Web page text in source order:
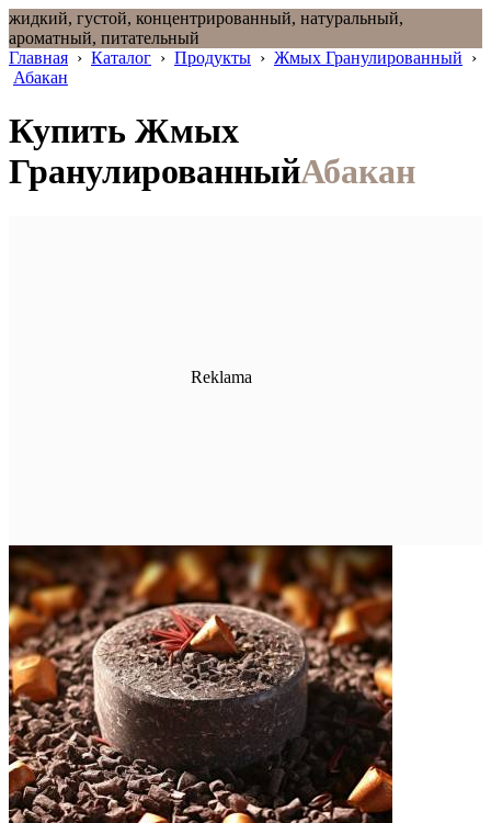
жидкий, густой, концентрированный, натуральный,
ароматный, питательный
Главная › Каталог › Продукты › Жмых Гранулированный ›
Абакан
Купить Жмых
ГранулированныйАбакан